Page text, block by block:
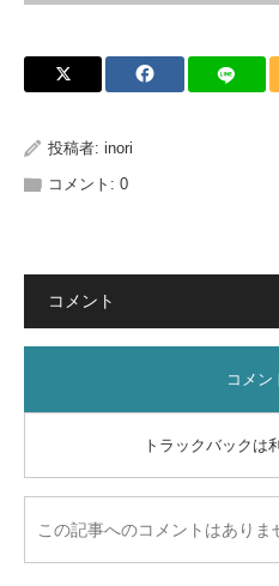
投稿者: inori
コメント: 0
コメント
コメン
トラックバックは
この記事へのコメントはありま